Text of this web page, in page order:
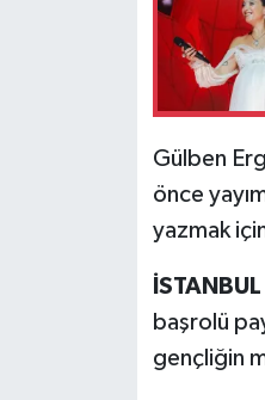
Gülben
önce
yazmak
başrolü
gençliğin